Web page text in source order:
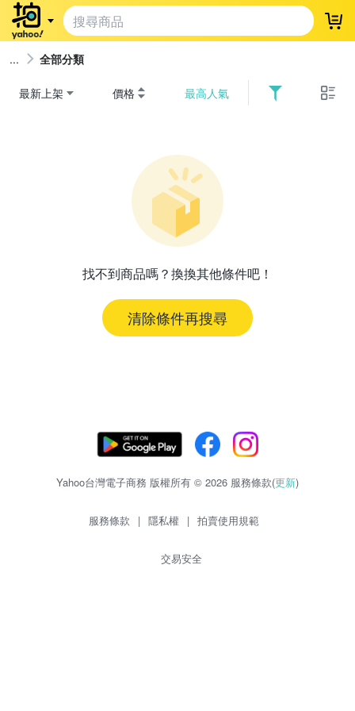
登
全部分類
最新上架 價格 最高人氣
找不到商品嗎？換換其他條件吧！
清除條件再搜尋
Yahoo台灣電子商務 版權所有 © 2026 服務條款(更新)
服務條款 | 隱私權 | 拍賣使用規範
交易安全